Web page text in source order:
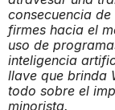
consecuencia
firmes hacia el
uso de
inteligencia
llave que brinda
todo sobre el
minorista.